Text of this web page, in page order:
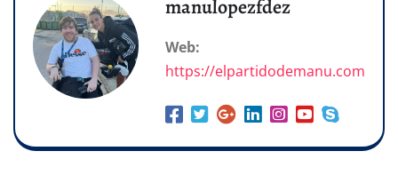
manulopezfdez
Web:
https://elpartidodemanu.com